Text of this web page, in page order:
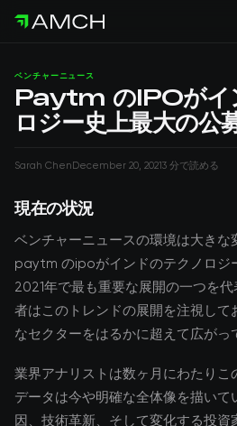
ベンチャーニュース
Paytm のIPOがイ
ロジー史上最大の公
Sarah ChenDecember 20, 20213 分で読める
現在の状況
ベンチャーニュースの環境は大きな
paytm のipoがインドのテクノロジ
2021年で最も重要な展開の一つを
者はこのトレンドの展開を注視して
なセクターをはるかに超えて広がっ
業界アナリストは数ヶ月にわたりこ
データは今や明確な全体像を描いて
因、技術革新、そして変化する投資